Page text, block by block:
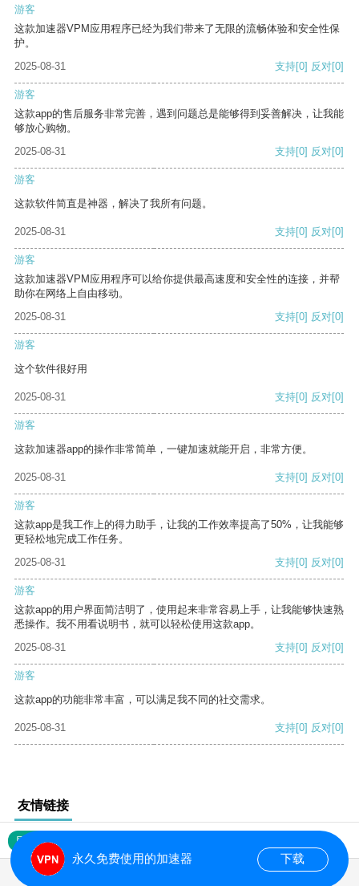
游客
这款加速器VPM应用程序已经为我们带来了无限的流畅体验和安全性保
护。
2025-08-31
支持[0] 反对[0]
游客
这款app的售后服务非常完善，遇到问题总是能够得到妥善解决，让我能
够放心购物。
2025-08-31
支持[0] 反对[0]
游客
这款软件简直是神器，解决了我所有问题。
2025-08-31 支持[0] 反对[0]
游客
这款加速器VPM应用程序可以给你提供最高速度和安全性的连接，并帮
助你在网络上自由移动。
2025-08-31
支持[0] 反对[0]
游客
这个软件很好用
2025-08-31 支持[0] 反对[0]
游客
这款加速器app的操作非常简单，一键加速就能开启，非常方便。
2025-08-31 支持[0] 反对[0]
游客
这款app是我工作上的得力助手，让我的工作效率提高了50%，让我能够
更轻松地完成工作任务。
2025-08-31
支持[0] 反对[0]
游客
这款app的用户界面简洁明了，使用起来非常容易上手，让我能够快速熟
悉操作。我不用看说明书，就可以轻松使用这款app。
2025-08-31
支持[0] 反对[0]
游客
这款app的功能非常丰富，可以满足我不同的社交需求。
2025-08-31 支持[0] 反对[0]
友情链接
网站地图
永久免费使用的加速器 下载